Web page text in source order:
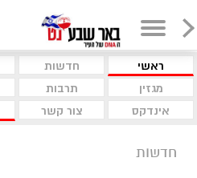
ראשי חדשות
מגזין
תרבות
אינדקס
צור קשר
חדשות